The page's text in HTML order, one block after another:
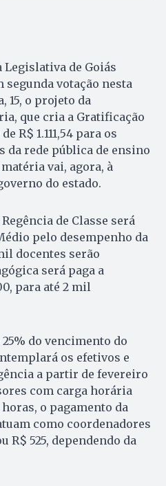
Legislativa de Goiás
segunda votação nesta
15, o projeto da
que cria a Gratificação
R$ 1.111,54 para os
da rede pública de ensino
matéria vai, agora, à
do estado.
de Classe será
pelo desempenho da
docentes serão
será paga a
para até 2 mil
do vencimento do
os efetivos e
a partir de fevereiro
com carga horária
o pagamento da
como coordenadores
R$ 525, dependendo da